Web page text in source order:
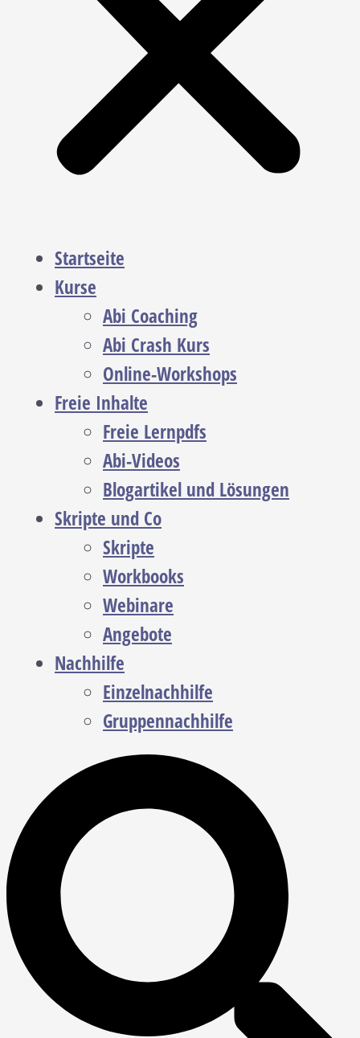
Startseite
Kurse
Abi Coaching
Abi Crash Kurs
Online-Workshops
Freie Inhalte
Freie Lernpdfs
Abi-Videos
Blogartikel und Lösungen
Skripte und Co
Skripte
Workbooks
Webinare
Angebote
Nachhilfe
Einzelnachhilfe
Gruppennachhilfe